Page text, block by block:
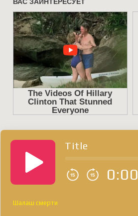
Title
0:00
Шалаш смерти